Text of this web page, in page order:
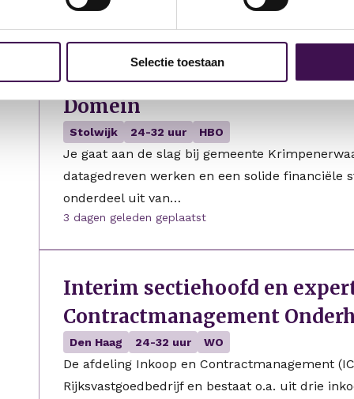
Selectie toestaan
3 dagen geleden geplaatst
Specialist Financiële analyse
Domein
Stolwijk 24-32 uur HBO
Je gaat aan de slag bij gemeente
datagedreven werken en een solide financiële
onderdeel uit van…
3 dagen geleden geplaatst
Interim sectiehoofd en
Contractmanagement
Den Haag 24-32 uur WO
De afdeling Inkoop en Contractmanagement
Rijksvastgoedbedrijf en bestaat o.a. uit drie